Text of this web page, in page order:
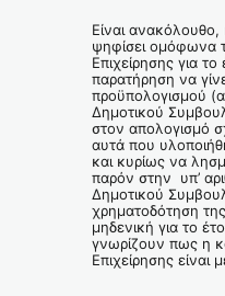
Είναι
ψηφίσει ομόφωνα
Επιχείρησης για
παρατήρηση να
προϋπολογισμού
Δημοτικού
στον απολογισμό
αυτά που
και κυρίως να
παρόν στην υπ’
Δημοτικού
χρηματοδότηση
μηδενική για το
γνωρίζουν πως η
Επιχείρησης είναι